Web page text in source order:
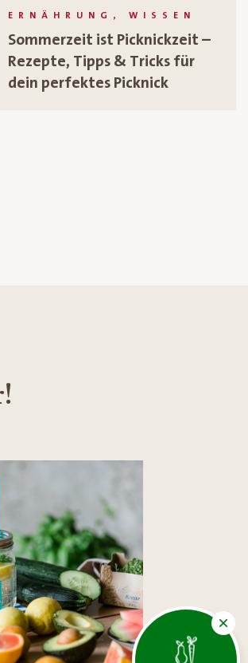
ERNÄHRUNG, WISSEN
Sommerzeit ist Picknickzeit –
Rezepte, Tipps & Tricks für
dein perfektes Picknick